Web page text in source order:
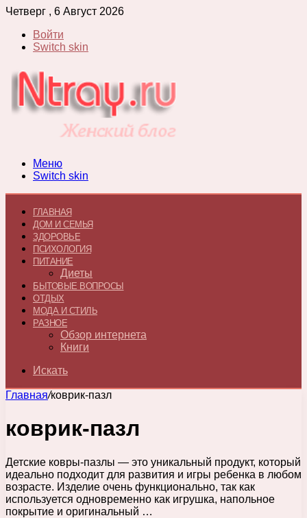
Четверг , 6 Август 2026
Войти
Switch skin
Меню
Switch skin
ГЛАВНАЯ
ДОМ И СЕМЬЯ
ЗДОРОВЬЕ
ПСИХОЛОГИЯ
ПИТАНИЕ
Диеты
БЫТОВЫЕ ВОПРОСЫ
ОТДЫХ
МОДА И СТИЛЬ
РАЗНОЕ
Обзор интернета
Книги
Искать
Главная/коврик-пазл
коврик-пазл
Детские ковры-пазлы — это уникальный продукт, который
идеально подходит для развития и игры ребенка в любом
возрасте. Изделие очень функционально, так как
используется одновременно как игрушка, напольное
покрытие и оригинальный …